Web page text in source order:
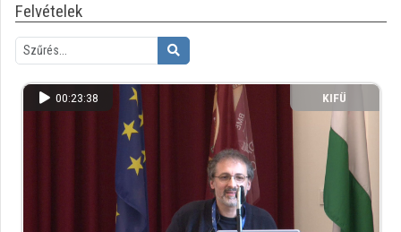
Bejelentkezés
Intézményi felfedezés
Kategóriák
Felvételek
00:23:38 KIFÜ